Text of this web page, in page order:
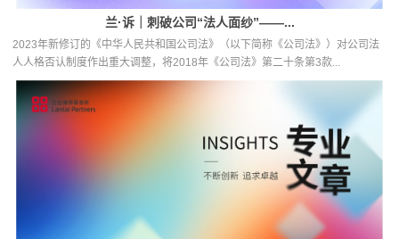
兰·诉｜刺破公司“法人面纱”——...
2023年新修订的《中华人民共和国公司法》（以下简称《公司法》）对公司法
人人格否认制度作出重大调整，将2018年《公司法》第二十条第3款...